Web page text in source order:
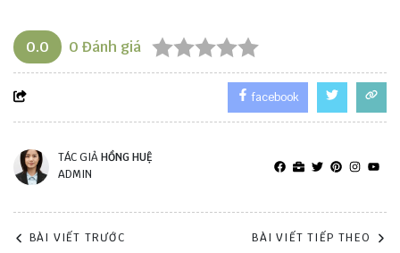
0.0 0 Đánh giá
facebook
TÁC GIẢHỒNG HUỆ
ADMIN
BÀI VIẾT TRƯỚC BÀI VIẾT TIẾP THEO